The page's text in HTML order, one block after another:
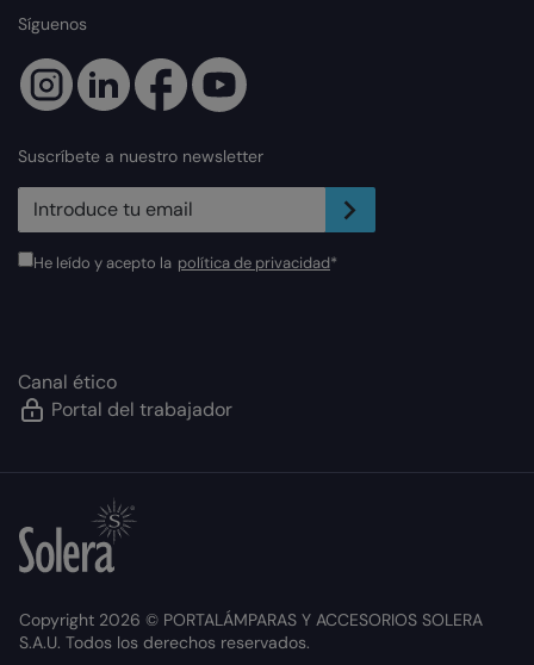
Síguenos
Suscríbete a nuestro newsletter
newsletter.suscribe
He leído y acepto la política de privacidad*
Canal ético
Portal del trabajador
Copyright 2026 © PORTALÁMPARAS Y ACCESORIOS SOLERA
S.A.U. Todos los derechos reservados.